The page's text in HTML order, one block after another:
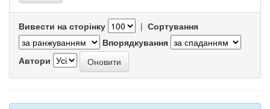
Вивести на сторінку | Сортування
Впорядкування
Автори